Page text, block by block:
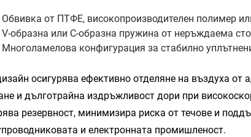
Обвивка от ПТФЕ, високопроизводителен полимер
V-образна или C-образна пружина от неръждаема
Многоламелова конфигурация за стабилно
осигурява ефективно отделяне на въздуха
и дълготрайна издръжливост дори при
резервност, минимизира риска от течове и
и електронната промишленост.